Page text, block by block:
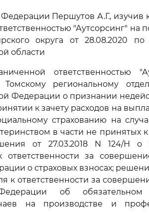
Першутов А.Г., изучив
"Аутсорсинг" на
округа от 28.08.2020
области
ответственностью
региональному
Федерации о признании
к зачету расходов на
страхованию на
в части не принятых
от 27.03.2018 N 124/Н о
ответственности за
о страховых взносах;
к ответственности за
об обязательном
на производстве и